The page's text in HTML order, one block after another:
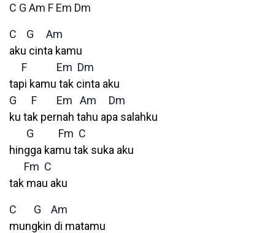
C G Am F Em Dm
C G
Am
aku cinta kamu
F
Em Dm
tapi kamu tak cinta aku
G
F Em Am
Dm
ku tak pernah tahu apa salahku
G
Fm C
hingga kamu tak suka aku
Fm C
tak mau aku
C G
Am
mungkin di matamu